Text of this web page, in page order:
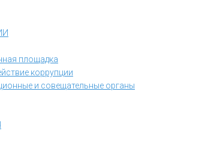
площадка
коррупции
и совещательные органы